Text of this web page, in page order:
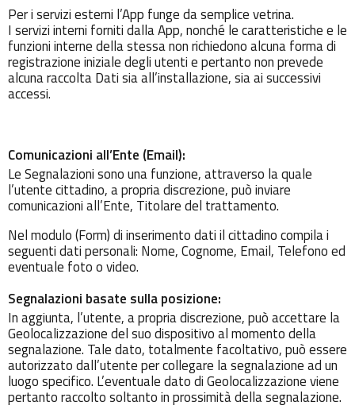
Per i servizi esterni l’App funge da semplice vetrina.
I servizi interni forniti dalla App, nonché le caratteristiche e le
funzioni interne della stessa non richiedono alcuna forma di
registrazione iniziale degli utenti e pertanto non prevede
alcuna raccolta Dati sia all’installazione, sia ai successivi
accessi.
Comunicazioni all’Ente (Email):
Le Segnalazioni sono una funzione, attraverso la quale
l’utente cittadino, a propria discrezione, può inviare
comunicazioni all’Ente, Titolare del trattamento.
Nel modulo (Form) di inserimento dati il cittadino compila i
seguenti dati personali: Nome, Cognome, Email, Telefono ed
eventuale foto o video.
Segnalazioni basate sulla posizione:
In aggiunta, l’utente, a propria discrezione, può accettare la
Geolocalizzazione del suo dispositivo al momento della
segnalazione. Tale dato, totalmente facoltativo, può essere
autorizzato dall’utente per collegare la segnalazione ad un
luogo specifico. L’eventuale dato di Geolocalizzazione viene
pertanto raccolto soltanto in prossimità della segnalazione.